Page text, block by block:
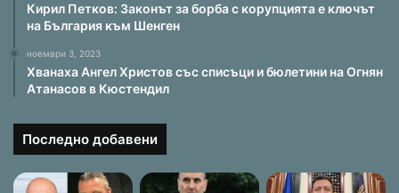
Кирил Петков: Законът за борба с корупцията е ключът
на България към Шенген
ноември 3, 2023
Хванаха Ангел Христов със списъци и бюлетини на Огнян
Атанасов в Кюстендил
Последно добавени